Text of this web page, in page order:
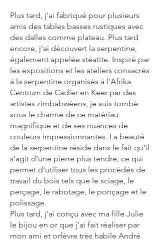
Plus tard, j'ai fabriqué pour plusieurs
amis des tables basses rustiques avec
des dalles comme plateau. Plus tard
encore, j'ai découvert la serpentine,
également appelée stéatite. Inspiré par
les expositions et les ateliers consacrés
à la serpentine organisés à l'Afrika
Centrum de Cadier en Keer par des
artistes zimbabwéens, je suis tombé
sous le charme de ce matériau
magnifique et de ses nuances de
couleurs impressionnantes. La beauté
de la serpentine réside dans le fait qu'il
s'agit d'une pierre plus tendre, ce qui
permet d'utiliser tous les procédés de
travail du bois tels que le sciage, le
perçage, le rabotage, le ponçage et le
polissage.
Plus tard, j'ai conçu avec ma fille Julie
le bijou en or que j'ai fait réaliser par
mon ami et orfèvre très habile André